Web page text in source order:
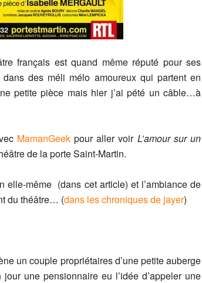
français est quand même réputé pour ses
des méli mélo amoureux qui partent en
petite pièce mais hier j’ai pété un câble…à
MamanGeekpour aller voir L’amour sur un
de la porte Saint-Martin.
elle-même (dans cet article) et l’ambiance de
du théâtre… (dans les chroniques de jayer)
un couple propriétaires d’une petite auberge
jour une pensionnaire eu l’idée d’appeler une